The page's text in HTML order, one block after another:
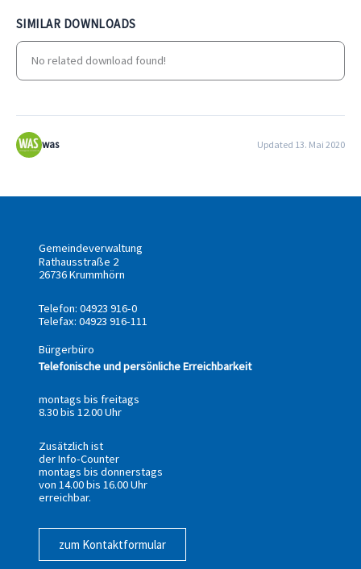
SIMILAR DOWNLOADS
No related download found!
was Updated 13. Mai 2020
Gemeindeverwaltung
Rathausstraße 2
26736 Krummhörn
Telefon: 04923 916-0
Telefax: 04923 916-111
Bürgerbüro
Telefonische und persönliche Erreichbarkeit
montags bis freitags
8.30 bis 12.00 Uhr
Zusätzlich ist
der Info-Counter
montags bis donnerstags
von 14.00 bis 16.00 Uhr
erreichbar.
zum Kontaktformular